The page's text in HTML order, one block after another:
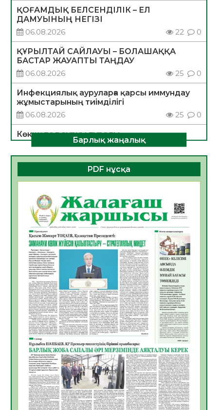
ҚОҒАМДЫҚ БЕЛСЕНДІЛІК – ЕЛ
ДАМУЫНЫҢ НЕГІЗІ
06.08.2026
22 0
ҚҰРЫЛТАЙ САЙЛАУЫ – БОЛАШАҚҚА
БАСТАР ЖАУАПТЫ ТАҢДАУ
06.08.2026
25 0
Инфекциялық ауруларға қарсы иммундау
жұмыстарының тиімділігі
06.08.2026
25 0
Көкжөтел ауруы туралы
06.08.2026
23
АПВ вакцинасы туралы мәлімет
06.08.2026
24 0
Open Air: Қызылорда облысы полиция
департаменті 20 мыңнан астам
көрерменнің қауіпсіздігін қамтамасыз етті
06.08.2026
36
ҚЫЗЫЛОРДАДА «САНАЛЫ ҰРПАҚ –
ЖАРҚЫН БОЛАШАҚ» АТТЫ КЕҢЕЙТІЛГЕН
МӘЖІЛІС ӨТТІ
05.08.2026
36
Қазақстан Орталық Азиядағы көшуге ең
қолайлы ел атанды
05.08.2026
37
Өрт қауіпсіздігі талаптарын сақтау – әр
азаматтың міндеті
05.08.2026
37
Руслан Рүстемұлы облыс әкімінің
кеңесшісі болып тағайындалды
05.08.2026
35
Барлық жаңалық
PDF нұсқа